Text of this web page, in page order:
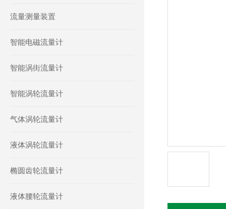
流量测量装置
智能电磁流量计
智能涡街流量计
智能涡轮流量计
气体涡轮流量计
液体涡轮流量计
椭圆齿轮流量计
液体腰轮流量计